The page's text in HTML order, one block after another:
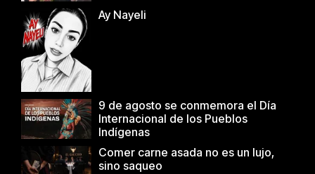
Ay Nayeli
9 de agosto se conmemora el Día
Internacional de los Pueblos
Indígenas
Comer carne asada no es un lujo,
sino saqueo